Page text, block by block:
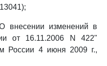
изменений в
от 16.11.2006 N 422"
России 4 июня 2009 г.,